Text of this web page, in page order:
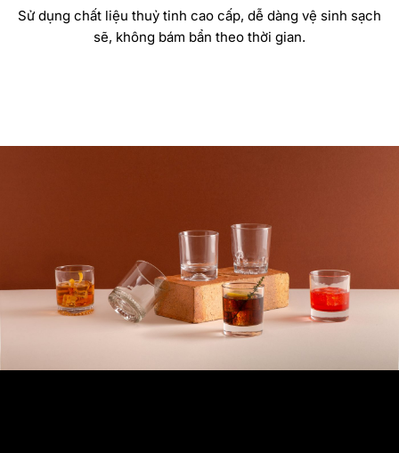
Sử dụng chất liệu thuỷ tinh cao cấp, dễ dàng vệ sinh sạch
sẽ, không bám bẩn theo thời gian.